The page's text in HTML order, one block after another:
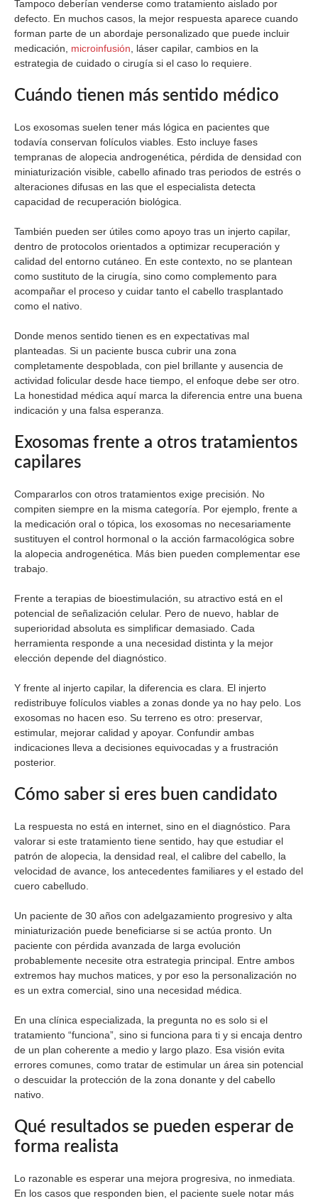
Tampoco deberían venderse como tratamiento aislado por
defecto. En muchos casos, la mejor respuesta aparece cuando
forman parte de un abordaje personalizado que puede incluir
medicación, microinfusión , láser capilar, cambios en la
estrategia de cuidado o cirugía si el caso lo requiere.
Cuándo tienen más sentido médico
Los exosomas suelen tener más lógica en pacientes que
todavía conservan folículos viables. Esto incluye fases
tempranas de alopecia androgenética, pérdida de densidad con
miniaturización visible, cabello afinado tras periodos de estrés o
alteraciones difusas en las que el especialista detecta
capacidad de recuperación biológica.
También pueden ser útiles como apoyo tras un injerto capilar,
dentro de protocolos orientados a optimizar recuperación y
calidad del entorno cutáneo. En este contexto, no se plantean
como sustituto de la cirugía, sino como complemento para
acompañar el proceso y cuidar tanto el cabello trasplantado
como el nativo.
Donde menos sentido tienen es en expectativas mal
planteadas. Si un paciente busca cubrir una zona
completamente despoblada, con piel brillante y ausencia de
actividad folicular desde hace tiempo, el enfoque debe ser otro.
La honestidad médica aquí marca la diferencia entre una buena
indicación y una falsa esperanza.
Exosomas frente a otros tratamientos
capilares
Compararlos con otros tratamientos exige precisión. No
compiten siempre en la misma categoría. Por ejemplo, frente a
la medicación oral o tópica, los exosomas no necesariamente
sustituyen el control hormonal o la acción farmacológica sobre
la alopecia androgenética. Más bien pueden complementar ese
trabajo.
Frente a terapias de bioestimulación, su atractivo está en el
potencial de señalización celular. Pero de nuevo, hablar de
superioridad absoluta es simplificar demasiado. Cada
herramienta responde a una necesidad distinta y la mejor
elección depende del diagnóstico.
Y frente al injerto capilar, la diferencia es clara. El injerto
redistribuye folículos viables a zonas donde ya no hay pelo. Los
exosomas no hacen eso. Su terreno es otro: preservar,
estimular, mejorar calidad y apoyar. Confundir ambas
indicaciones lleva a decisiones equivocadas y a frustración
posterior.
Cómo saber si eres buen candidato
La respuesta no está en internet, sino en el diagnóstico. Para
valorar si este tratamiento tiene sentido, hay que estudiar el
patrón de alopecia, la densidad real, el calibre del cabello, la
velocidad de avance, los antecedentes familiares y el estado del
cuero cabelludo.
Un paciente de 30 años con adelgazamiento progresivo y alta
miniaturización puede beneficiarse si se actúa pronto. Un
paciente con pérdida avanzada de larga evolución
probablemente necesite otra estrategia principal. Entre ambos
extremos hay muchos matices, y por eso la personalización no
es un extra comercial, sino una necesidad médica.
En una clínica especializada, la pregunta no es solo si el
tratamiento “funciona”, sino si funciona para ti y si encaja dentro
de un plan coherente a medio y largo plazo. Esa visión evita
errores comunes, como tratar de estimular un área sin potencial
o descuidar la protección de la zona donante y del cabello
nativo.
Qué resultados se pueden esperar de
forma realista
Lo razonable es esperar una mejora progresiva, no inmediata.
En los casos que responden bien, el paciente suele notar más